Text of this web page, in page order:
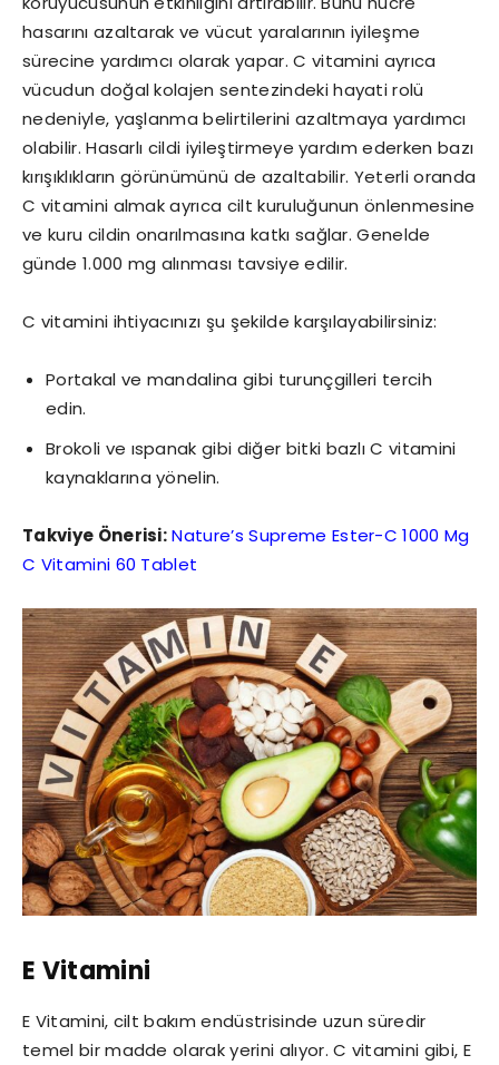
hasarını azaltarak ve vücut yaralarının iyileşme
sürecine yardımcı olarak yapar. C vitamini ayrıca
vücudun doğal kolajen sentezindeki hayati rolü
nedeniyle, yaşlanma belirtilerini azaltmaya yardımcı
olabilir. Hasarlı cildi iyileştirmeye yardım ederken bazı
kırışıklıkların görünümünü de azaltabilir. Yeterli oranda
C vitamini almak ayrıca cilt kuruluğunun önlenmesine
ve kuru cildin onarılmasına katkı sağlar. Genelde
günde 1.000 mg alınması tavsiye edilir.
C vitamini ihtiyacınızı şu şekilde karşılayabilirsiniz:
Portakal ve mandalina gibi turunçgilleri tercih
edin.
Brokoli ve ıspanak gibi diğer bitki bazlı C vitamini
kaynaklarına yönelin.
Takviye Önerisi: Nature’s Supreme Ester-C 1000 Mg
C Vitamini 60 Tablet
E Vitamini
E Vitamini, cilt bakım endüstrisinde uzun süredir
temel bir madde olarak yerini alıyor. C vitamini gibi, E